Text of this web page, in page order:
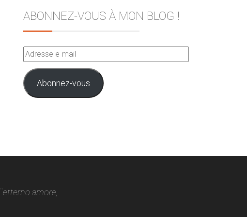
ABONNEZ-VOUS À MON BLOG !
Adresse
e-
mail
Abonnez-vous
amore,